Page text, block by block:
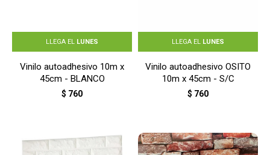
LLEGA EL LUNES
Vinilo autoadhesivo 10m x
45cm - BLANCO
$ 760
LLEGA EL LUNES
Vinilo autoadhesivo OSITO
10m x 45cm - S/C
$ 760